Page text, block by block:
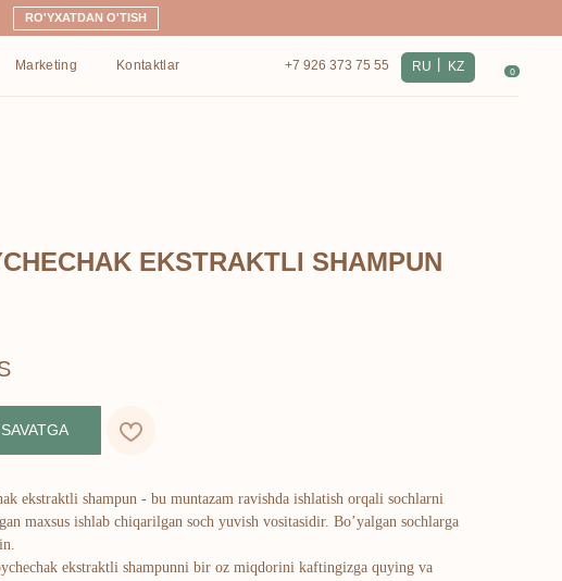
Kontaktlar 0
RU KZ
+7 926 373 75 55
EKSTRAKTLI SHAMPUN
SAVATGA
ekstraktli shampun - bu muntazam ravishda ishlatish orqali sochlarni
maxsus ishlab chiqarilgan soch yuvish vositasidir. Bo’yalgan sochlarga
ekstraktli shampunni bir oz miqdorini kaftingizga quying va